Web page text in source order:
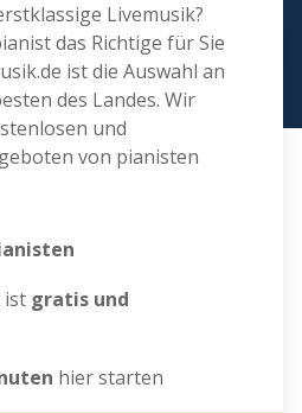
Livemusik?
das Richtige für Sie
ist die Auswahl an
des Landes. Wir
und
von pianisten
ist gratis und
hier starten